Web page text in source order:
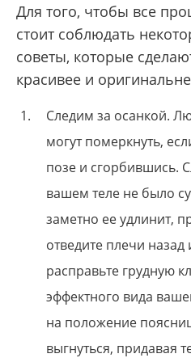
Для того, чтобы все
стоит соблюдать
советы, которые
красивее и
Следим за осанкой.
могут померкнуть,
позе и сгорбившись.
вашем теле не было
заметно ее удлинит,
отведите плечи назад
расправьте грудную
эффектного вида
на положение
выгнуться, придавая